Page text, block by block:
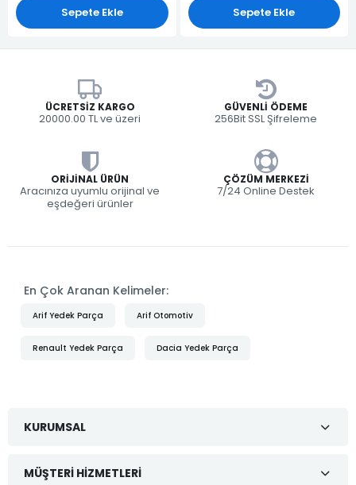
Sepete Ekle Sepete Ekle
ÜCRETSIZ KARGO
20000.00 TL ve üzeri
GÜVENLI ÖDEME
256Bit SSL Şifreleme
ORIJINAL ÜRÜN
Aracınıza uyumlu orijinal ve
eşdeğeri ürünler
ÇÖZÜM MERKEZI
7/24 Online Destek
En Çok Aranan Kelimeler:
Arif Yedek Parça Arif Otomotiv
Renault Yedek Parça Dacia Yedek Parça
KURUMSAL
MÜŞTERI HIZMETLERI